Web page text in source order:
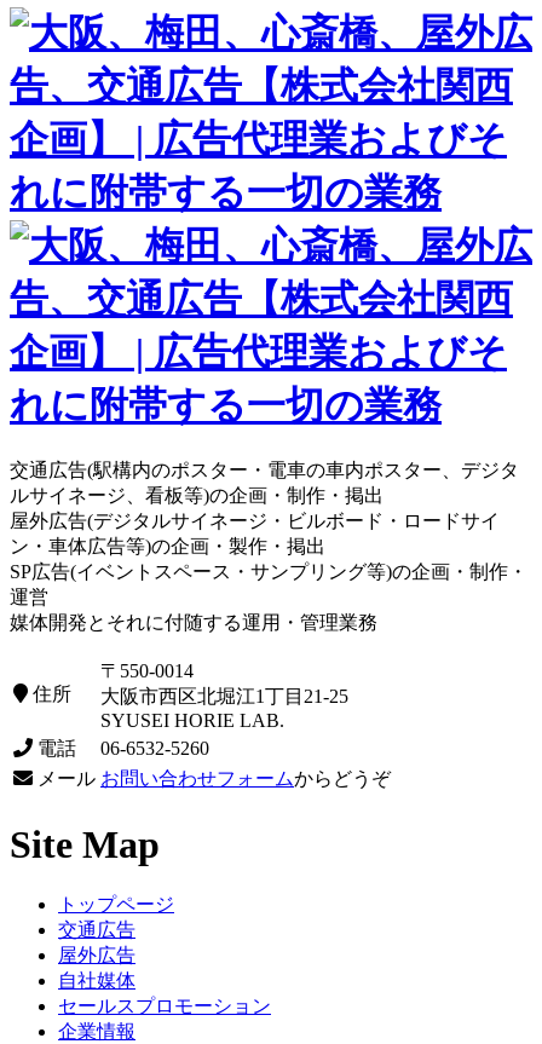
交通広告(駅構内のポスター・電車の車内ポスター、デジタ
ルサイネージ、看板等)の企画・制作・掲出
屋外広告(デジタルサイネージ・ビルボード・ロードサイ
ン・車体広告等)の企画・製作・掲出
SP広告(イベントスペース・サンプリング等)の企画・制作・
運営
媒体開発とそれに付随する運用・管理業務
住所
〒550-0014
大阪市西区北堀江1丁目21-25
SYUSEI HORIE LAB.
電話
06-6532-5260
メール お問い合わせフォームからどうぞ
Site Map
トップページ
交通広告
屋外広告
自社媒体
セールスプロモーション
企業情報